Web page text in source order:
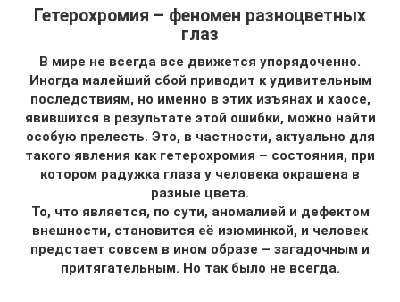
Гетерохромия – феномен разноцветных
глаз
В мире не всегда все движется упорядоченно.
Иногда малейший сбой приводит к удивительным
последствиям, но именно в этих изъянах и хаосе,
явившихся в результате этой ошибки, можно найти
особую прелесть. Это, в частности, актуально для
такого явления как гетерохромия – состояния, при
котором радужка глаза у человека окрашена в
разные цвета.
То, что является, по сути, аномалией и дефектом
внешности, становится её изюминкой, и человек
предстает совсем в ином образе – загадочным и
притягательным. Но так было не всегда.